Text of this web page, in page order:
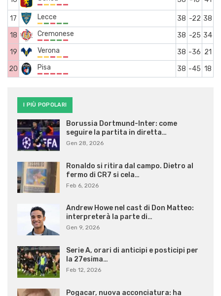
17 Lecce 38 -22 38
18
Cremonese 38 -25 34
19
Verona 38 -36 21
20
Pisa 38 -45 18
I PIÙ POPOLARI
Borussia Dortmund-Inter: come
seguire la partita in diretta…
Gen 28, 2026
Ronaldo si ritira dal campo. Dietro al
fermo di CR7 si cela…
Feb 6, 2026
Andrew Howe nel cast di Don Matteo:
interpreterà la parte di…
Gen 9, 2026
Serie A, orari di anticipi e posticipi per
la 27esima…
Feb 12, 2026
Pogacar, nuova acconciatura: ha